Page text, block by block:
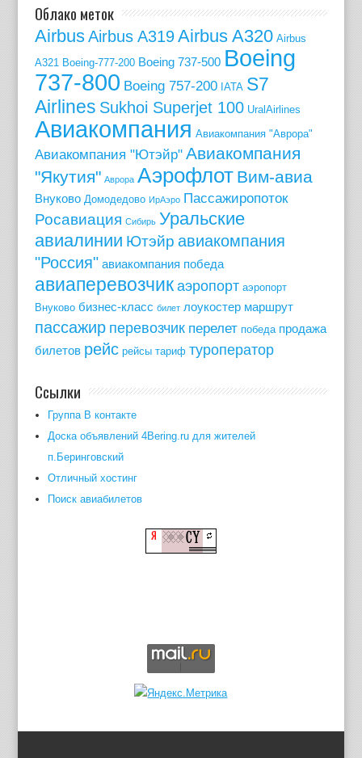
Облако меток
Airbus Airbus A319 Airbus A320 Airbus
A321 Boeing-777-200 Boeing 737-500 Boeing
737-800 Boeing 757-200 IATA S7
Airlines Sukhoi Superjet 100 UralAirlines
Авиакомпания Авиакомпания "Аврора"
Авиакомпания "Ютэйр" Авиакомпания
"Якутия" Аврора Аэрофлот Вим-авиа
Внуково Домодедово ИрАэро Пассажиропоток
Росавиация Сибирь Уральские
авиалинии Ютэйр авиакомпания
"Россия" авиакомпания победа
авиаперевозчик аэропорт аэропорт
Внуково бизнес-класс билет лоукостер маршрут
пассажир перевозчик перелет победа продажа
билетов рейс рейсы тариф туроператор
Ссылки
Группа В контакте
Доска объявлений 4Bering.ru для жителей
п.Беринговский
Отличный хостинг
Поиск авиабилетов